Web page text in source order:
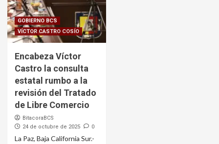
GOBIERNO BCS
VÍCTOR CASTRO COSÍO
Encabeza Víctor
Castro la consulta
estatal rumbo a la
revisión del Tratado
de Libre Comercio
BitacoraBCS
24 de octubre de 2025
0
La Paz, Baja California Sur.-